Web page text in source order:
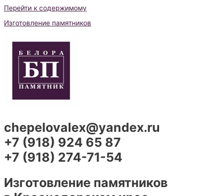
Перейти к содержимому
Изготовление памятников
chepelovalex@yandex.ru
+7 (918) 924 65 87
+7 (918) 274-71-54
Изготовление памятников